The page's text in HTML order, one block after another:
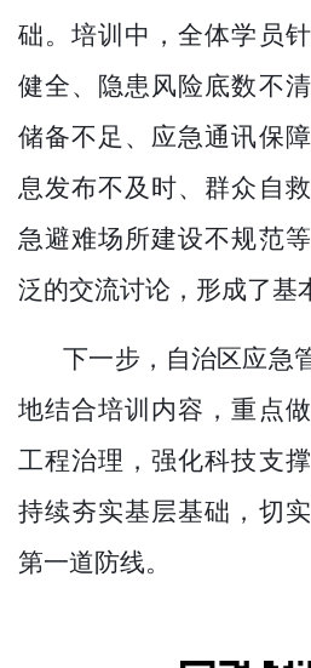
础。培训中，全体学员
健全、隐患风险底数不
储备不足、应急通讯保
息发布不及时、群众自
急避难场所建设不规范
泛的交流讨论，形成了基
下一步，自治区应急
地结合培训内容，重点
工程治理，强化科技支
持续夯实基层基础，切
第一道防线。